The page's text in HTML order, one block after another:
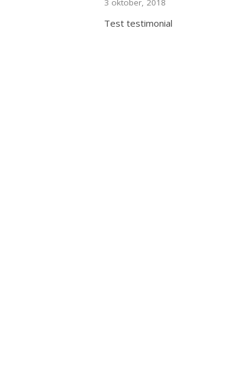
3 oktober, 2018
Test testimonial